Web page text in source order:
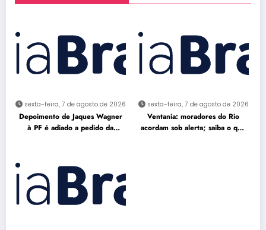
sexta-feira, 7 de agosto de 2026
Depoimento de Jaques Wagner
à PF é adiado a pedido da
sexta-feira, 7 de agosto de 2026
Ventania: moradores do Rio
acordam sob alerta; saiba o que